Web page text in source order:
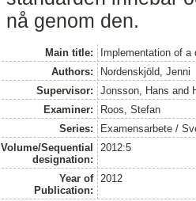
nå genom den.
Main title:
Implementation of
Authors:
Nordenskjöld, Jenni
Supervisor:
Jonsson, Hans and
Examiner:
Roos, Stefan
Series:
Examensarbete /
Volume/Sequential
designation:
2012:5
Year of
Publication:
2012